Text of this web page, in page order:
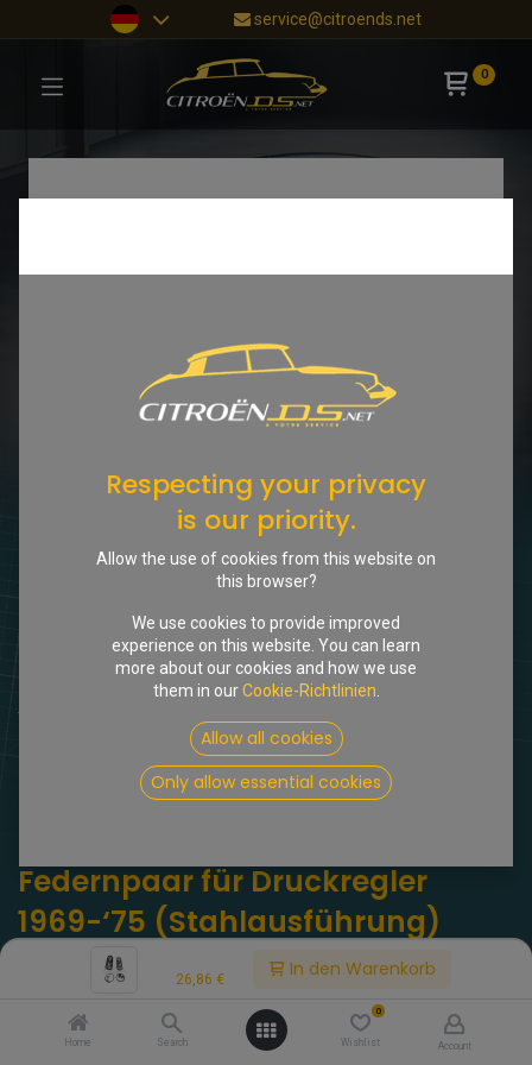
26,86 € In den Warenkorb
Home Search
0
Wishlist Account
service@citroends.net
0
Dichtsatz mit Federnpaar für Druckregler 1969-‘75
Federnpaar für Druckregler
1969-‘75 (Stahlausführung)
(0 Rezension)
Hydraulik -/ Leitungen.
Respecting your privacy
is our priority.
Allow the use of cookies from this website on
this browser?
We use cookies to provide improved
experience on this website. You can learn
more about our cookies and how we use
them in ourCookie-Richtlinien
Allow all cookies
Only allow essential cookies